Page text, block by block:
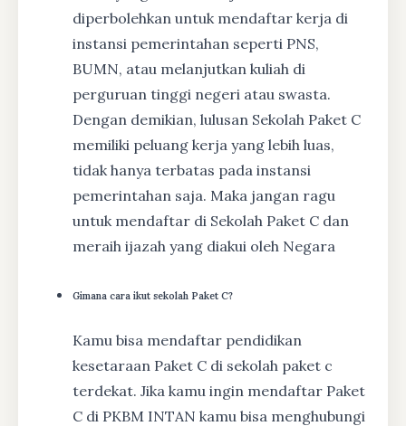
diperbolehkan untuk mendaftar kerja di
instansi pemerintahan seperti PNS,
BUMN, atau melanjutkan kuliah di
perguruan tinggi negeri atau swasta.
Dengan demikian, lulusan Sekolah Paket C
memiliki peluang kerja yang lebih luas,
tidak hanya terbatas pada instansi
pemerintahan saja. Maka jangan ragu
untuk mendaftar di Sekolah Paket C dan
meraih ijazah yang diakui oleh Negara
Gimana cara ikut sekolah Paket C?
Kamu bisa mendaftar pendidikan
kesetaraan Paket C di sekolah paket c
terdekat. Jika kamu ingin mendaftar Paket
C di PKBM INTAN kamu bisa menghubungi